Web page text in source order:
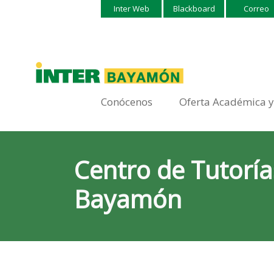
Inter Web Blackboard Correo
Conócenos Oferta Académica
Centro de
Bayamón